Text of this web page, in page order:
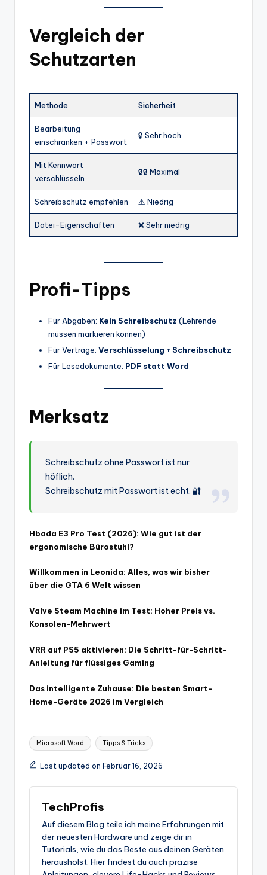
Vergleich der
Schutzarten
Methode Sicherheit
Bearbeitung
einschränken + Passwort
🔒 Sehr hoch
Mit Kennwort
verschlüsseln
🔒🔒 Maximal
Schreibschutz empfehlen ⚠️ Niedrig
Datei-Eigenschaften ❌ Sehr niedrig
Profi-Tipps
Für Abgaben: Kein Schreibschutz (Lehrende
müssen markieren können)
Für Verträge: Verschlüsselung + Schreibschutz
Für Lesedokumente: PDF statt Word
Merksatz
Schreibschutz ohne Passwort ist nur
höflich.
Schreibschutz mit Passwort ist echt. 🔐
Hbada E3 Pro Test (2026): Wie gut ist der
ergonomische Bürostuhl?
Willkommen in Leonida: Alles, was wir bisher
über die GTA 6 Welt wissen
Valve Steam Machine im Test: Hoher Preis vs.
Konsolen-Mehrwert
VRR auf PS5 aktivieren: Die Schritt-für-Schritt-
Anleitung für flüssiges Gaming
Das intelligente Zuhause: Die besten Smart-
Home-Geräte 2026 im Vergleich
Tags:
Microsoft Word Tipps & Tricks
Last updated on Februar 16, 2026
TechProfis
Auf diesem Blog teile ich meine Erfahrungen mit
der neuesten Hardware und zeige dir in
Tutorials, wie du das Beste aus deinen Geräten
herausholst. Hier findest du auch präzise